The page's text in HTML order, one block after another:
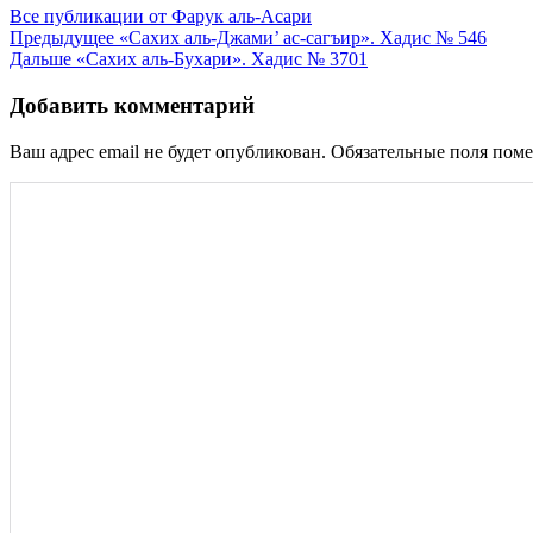
Все публикации от Фарук аль-Асари
Навигация
по
записям
Предыдущее «Сахих аль-Джами’ ас-сагъир». Хадис № 546
Дальше «Сахих аль-Бухари». Хадис № 3701
Добавить комментарий
Ваш адрес email не будет опубликован. Обязательные поля